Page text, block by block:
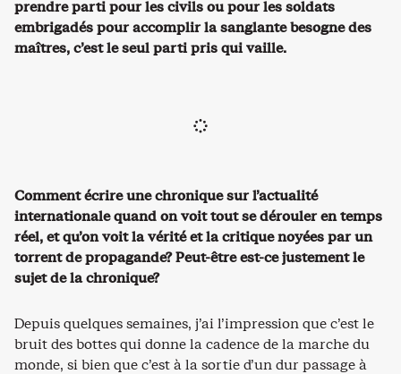
prendre parti pour les civils ou pour les soldats
embrigadés pour accomplir la sanglante besogne des
maîtres, c’est le seul parti pris qui vaille.
Comment écrire une chronique sur l’actualité
internationale quand on voit tout se dérouler en temps
réel, et qu’on voit la vérité et la critique noyées par un
torrent de propagande? Peut-être est-ce justement le
sujet de la chronique?
Depuis quelques semaines, j’ai l’impression que c’est le
bruit des bottes qui donne la cadence de la marche du
monde, si bien que c’est à la sortie d’un dur passage à